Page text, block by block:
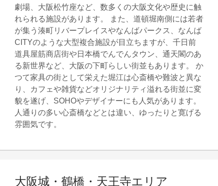
劇場、大阪松竹座など、数多くの大阪文化や歴史に触
れられる施設があります。 また、道頓堀南側には若者
が集う湊町リバープレイスやなんばパークス、なんば
CITYのような大型複合施設が目立ちますが、千日前
道具屋筋商店街や日本橋でんでんタウン、通天閣のあ
る新世界など、大阪の下町らしい街並もあります。 か
つて家具の街として栄えた堀江は心斎橋や難波と異な
り、カフェや雑貨などオリジナリティ溢れる街並に変
貌を遂げ、SOHOやデザイナーにも人気があります。
人通りの多い心斎橋などとは違い、ゆったりと寛げる
雰囲気です。
大阪城・鶴橋・天王寺エリア